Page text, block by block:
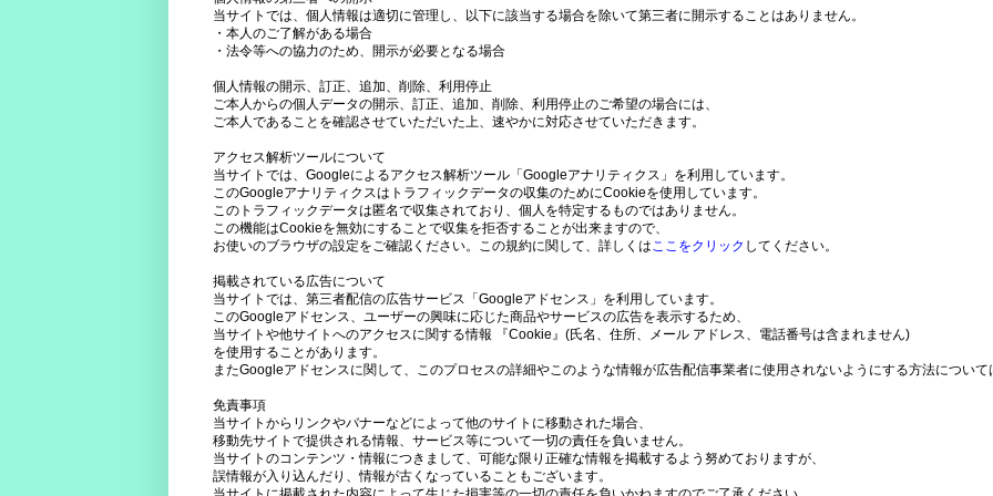
当サイトでは、個人情報は適切に管理し、以下に該当する場合を除いて第三者に開示することはありません。
・本人のご了解がある場合
・法令等への協力のため、開示が必要となる場合
個人情報の開示、訂正、追加、削除、利用停止
ご本人からの個人データの開示、訂正、追加、削除、利用停止のご希望の場合には、
ご本人であることを確認させていただいた上、速やかに対応させていただきます。
アクセス解析ツールについて
当サイトでは、Googleによるアクセス解析ツール「Googleアナリティクス」を利用しています。
このGoogleアナリティクスはトラフィックデータの収集のためにCookieを使用しています。
このトラフィックデータは匿名で収集されており、個人を特定するものではありません。
この機能はCookieを無効にすることで収集を拒否することが出来ますので、
お使いのブラウザの設定をご確認ください。この規約に関して、詳しくはここをクリック してください。
掲載されている広告について
当サイトでは、第三者配信の広告サービス「Googleアドセンス」を利用しています。
このGoogleアドセンス、ユーザーの興味に応じた商品やサービスの広告を表示するため、
当サイトや他サイトへのアクセスに関する情報 『Cookie』(氏名、住所、メール アドレス、電話番号は含まれません)
を使用することがあります。
またGoogleアドセンスに関して、このプロセスの詳細やこのような情報が広告配信事業者に使用されないようにする方法について
免責事項
当サイトからリンクやバナーなどによって他のサイトに移動された場合、
移動先サイトで提供される情報、サービス等について一切の責任を負いません。
当サイトのコンテンツ・情報につきまして、可能な限り正確な情報を掲載するよう努めておりますが、
誤情報が入り込んだり、情報が古くなっていることもございます。